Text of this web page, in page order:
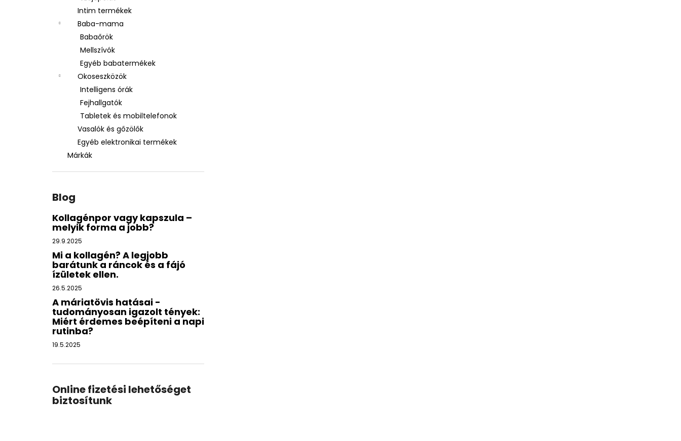
Intim termékek
Baba-mama
Babaőrök
Mellszívók
Egyéb babatermékek
Okoseszközök
Intelligens órák
Fejhallgatók
Tabletek és mobiltelefonok
Vasalók és gőzölők
Egyéb elektronikai termékek
Márkák
Blog
Kollagénpor vagy kapszula –
melyik forma a jobb?
29.9.2025
Mi a kollagén? A legjobb
barátunk a ráncok és a fájó
ízületek ellen.
26.5.2025
A máriatövis hatásai -
tudományosan igazolt tények:
Miért érdemes beépíteni a napi
rutinba?
19.5.2025
Online fizetési lehetőséget
biztosítunk